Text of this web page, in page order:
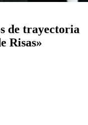
de trayectoria
Risas»